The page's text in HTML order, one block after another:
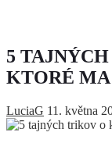
5
KTORÉ
LuciaG 11. května